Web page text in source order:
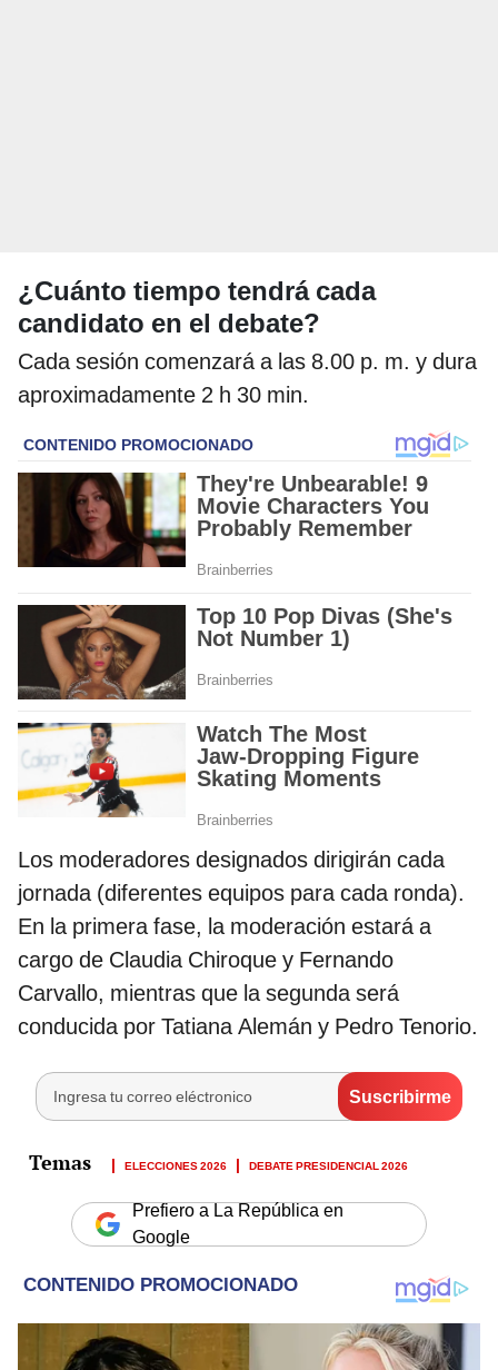
¿Cuánto tiempo tendrá cada
candidato en el debate?
Cada sesión comenzará a las 8.00 p. m. y dura
aproximadamente 2 h 30 min.
Los moderadores designados dirigirán cada
jornada (diferentes equipos para cada ronda).
En la primera fase, la moderación estará a
cargo de Claudia Chiroque y Fernando
Carvallo, mientras que la segunda será
conducida por Tatiana Alemán y Pedro Tenorio.
ELECCIONES 2026 DEBATE PRESIDENCIAL 2026
Prefiero a La República en
Google